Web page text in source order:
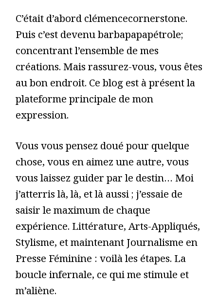
C’était d’abord clémencecornerstone.
Puis c’est devenu barbapapapétrole;
concentrant l’ensemble de mes
créations. Mais rassurez-vous, vous êtes
au bon endroit. Ce blog est à présent la
plateforme principale de mon
expression.
Vous vous pensez doué pour quelque
chose, vous en aimez une autre, vous
vous laissez guider par le destin… Moi
j’atterris là, là, et là aussi ; j’essaie de
saisir le maximum de chaque
expérience. Littérature, Arts-Appliqués,
Stylisme, et maintenant Journalisme en
Presse Féminine : voilà les étapes. La
boucle infernale, ce qui me stimule et
m’aliène.